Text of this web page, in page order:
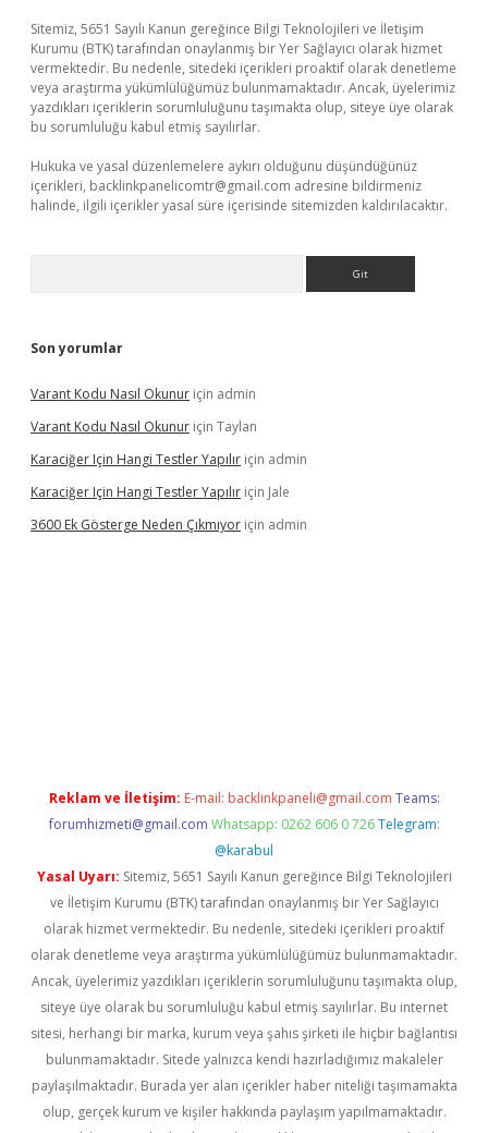
Sitemiz, 5651 Sayılı Kanun gereğince Bilgi Teknolojileri ve İletişim
Kurumu (BTK) tarafından onaylanmış bir Yer Sağlayıcı olarak hizmet
vermektedir. Bu nedenle, sitedeki içerikleri proaktif olarak denetleme
veya araştırma yükümlülüğümüz bulunmamaktadır. Ancak, üyelerimiz
yazdıkları içeriklerin sorumluluğunu taşımakta olup, siteye üye olarak
bu sorumluluğu kabul etmiş sayılırlar.
Hukuka ve yasal düzenlemelere aykırı olduğunu düşündüğünüz
içerikleri, backlinkpanelicomtr@gmail.com adresine bildirmeniz
halinde, ilgili içerikler yasal süre içerisinde sitemizden kaldırılacaktır.
Son yorumlar
Varant Kodu Nasıl Okunur için admin
Varant Kodu Nasıl Okunur için Taylan
Karaciğer Için Hangi Testler Yapılır için admin
Karaciğer Için Hangi Testler Yapılır için Jale
3600 Ek Gösterge Neden Çıkmıyor için admin
Reklam ve İletişim: E-mail: backlinkpaneli@gmail.com Teams:
forumhizmeti@gmail.com Whatsapp: 0262 606 0 726 Telegram:
@karabul
Yasal Uyarı: Sitemiz, 5651 Sayılı Kanun gereğince Bilgi Teknolojileri
ve İletişim Kurumu (BTK) tarafından onaylanmış bir Yer Sağlayıcı
olarak hizmet vermektedir. Bu nedenle, sitedeki içerikleri proaktif
olarak denetleme veya araştırma yükümlülüğümüz bulunmamaktadır.
Ancak, üyelerimiz yazdıkları içeriklerin sorumluluğunu taşımakta olup,
siteye üye olarak bu sorumluluğu kabul etmiş sayılırlar. Bu internet
sitesi, herhangi bir marka, kurum veya şahıs şirketi ile hiçbir bağlantısı
bulunmamaktadır. Sitede yalnızca kendi hazırladığımız makaleler
paylaşılmaktadır. Burada yer alan içerikler haber niteliği taşımamakta
olup, gerçek kurum ve kişiler hakkında paylaşım yapılmamaktadır.